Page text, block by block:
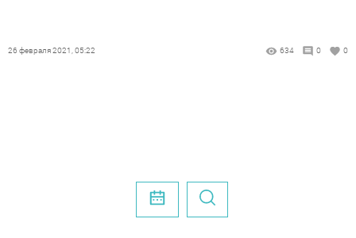
26 февраля 2021, 05:22 634 0 0